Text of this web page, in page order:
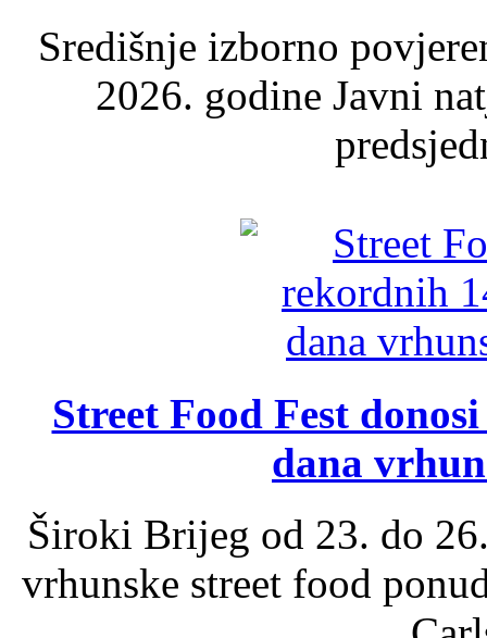
Središnje izborno
2026. godine Javni
Street Food Fest
dana
Široki Brijeg od 23. do
vrhunske street food